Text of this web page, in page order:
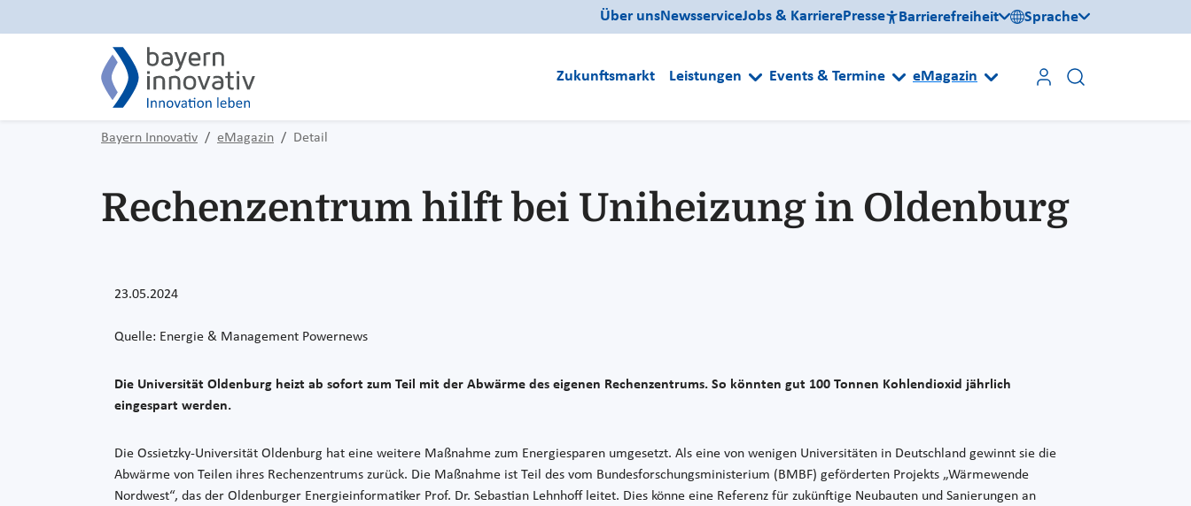
Über unsNewsserviceJobs & KarrierePresse Barrierefreiheit Sprache
Zukunftsmarkt Leistungen Events & Termine eMagazin
Bayern Innovativ eMagazin Detail
Rechenzentrum hilft bei Uniheizung in Oldenburg
23.05.2024
Quelle: Energie & Management Powernews
Die Universität Oldenburg heizt ab sofort zum Teil mit der Abwärme des eigenen Rechenzentrums. So könnten gut 100 Tonnen Kohlendioxid jährlich
eingespart werden.
Die Ossietzky-Universität Oldenburg hat eine weitere Maßnahme zum Energiesparen umgesetzt. Als eine von wenigen Universitäten in Deutschland gewinnt sie die
Abwärme von Teilen ihres Rechenzentrums zurück. Die Maßnahme ist Teil des vom Bundesforschungsministerium (BMBF) geförderten Projekts „Wärmewende
Nordwest“, das der Oldenburger Energieinformatiker Prof. Dr. Sebastian Lehnhoff leitet. Dies könne eine Referenz für zukünftige Neubauten und Sanierungen an